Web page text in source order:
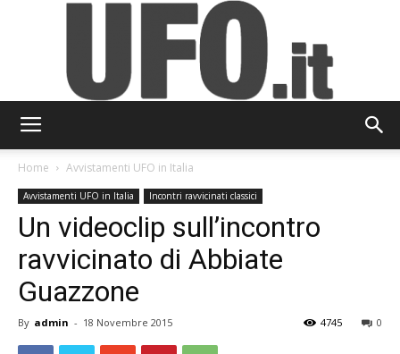
Home Avvistamenti UFO in Italia
Avvistamenti UFO in Italia Incontri ravvicinati classici
Un videoclip sull’incontro
ravvicinato di Abbiate
Guazzone
By admin - 18 Novembre 2015 0
4745